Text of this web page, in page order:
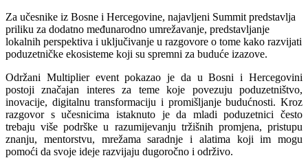
Za učesnike iz Bosne i Hercegovine, najavljeni Summit predstavlja
priliku za dodatno međunarodno umrežavanje, predstavljanje
lokalnih perspektiva i uključivanje u razgovore o tome kako razvijati
poduzetničke ekosisteme koji su spremni za buduće izazove.
Održani Multiplier event pokazao je da u Bosni i Hercegovini
postoji značajan interes za teme koje povezuju poduzetništvo,
inovacije, digitalnu transformaciju i promišljanje budućnosti. Kroz
razgovor s učesnicima istaknuto je da mladi poduzetnici često
trebaju više podrške u razumijevanju tržišnih promjena, pristupu
znanju, mentorstvu, mrežama saradnje i alatima koji im mogu
pomoći da svoje ideje razvijaju dugoročno i održivo.